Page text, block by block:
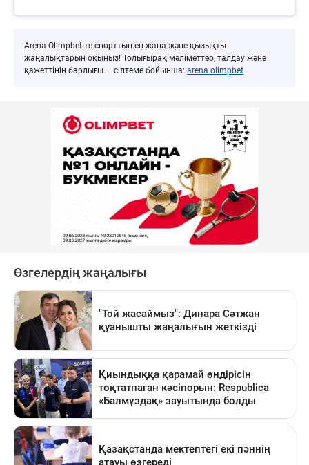
Arena Olimpbet-те спорттың ең жаңа және қызықты
жаңалықтарын оқыңыз! Толығырақ мәліметтер, талдау және
қажеттінің барлығы — сілтеме бойынша: arena.olimpbet